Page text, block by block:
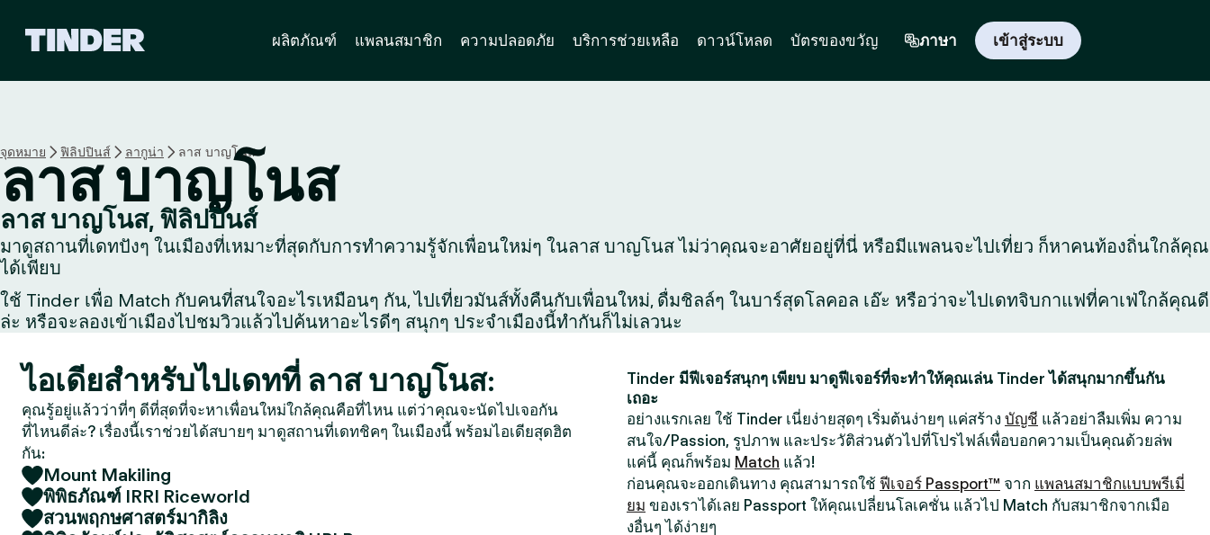
T
i
e
ผลิตภัณฑ์ แพลนสมาชิก ความปลอดภัย บริการช่วยเหลือ ดาวน์โหลด บัตรของขวัญ ภาษา เข้าสู่ระบบ
จุดหมาย ฟิลิปปินส์ ลากูน่า ลาส บาญโนส
ลาส บาญโนส
ลาส บาญโนส, ฟิลิปปินส์
มาดูสถานที่เดทปังๆ ในเมืองที่เหมาะที่สุดกับการทำความรู้จักเพื่อนใหม่ๆ ในลาส บาญโนส ไม่ว่าคุณจะอาศัยอยู่ที่นี่ หรือมีแพลนจะไปเที่ยว ก็หาคนท้องถิ่นใกล้คุณ
ได้เพียบ
ใช้ Tinder เพื่อ Match กับคนที่สนใจอะไรเหมือนๆ กัน, ไปเที่ยวมันส์ทั้งคืนกับเพื่อนใหม่, ดื่มชิลล์ๆ ในบาร์สุดโลคอล เอ๊ะ หรือว่าจะไปเดทจิบกาแฟที่คาเฟ่ใกล้คุณดี
ล่ะ หรือจะลองเข้าเมืองไปชมวิวแล้วไปค้นหาอะไรดีๆ สนุกๆ ประจำเมืองนี้ทำกันก็ไม่เลวนะ
ไอเดียสำหรับไปเดทที่ ลาส บาญโนส:
คุณรู้อยู่แล้วว่าที่ๆ ดีที่สุดที่จะหาเพื่อนใหม่ใกล้คุณคือที่ไหน แต่ว่าคุณจะนัดไปเจอกัน
ที่ไหนดีล่ะ? เรื่องนี้เราช่วยได้สบายๆ มาดูสถานที่เดทชิคๆ ในเมืองนี้ พร้อมไอเดียสุดฮิต
กัน:
Mount Makiling
พิพิธภัณฑ์ IRRI Riceworld
สวนพฤกษศาสตร์มากิลิง
Tinder มีฟีเจอร์สนุกๆ เพียบ มาดูฟีเจอร์ที่จะทำให้คุณเล่น Tinder ได้สนุกมากขึ้นกัน
เถอะ
อย่างแรกเลย ใช้ Tinder เนี่ยง่ายสุดๆ เริ่มต้นง่ายๆ แค่สร้าง บัญชี แล้วอย่าลืมเพิ่ม ความ
สนใจ/Passion, รูปภาพ และประวัติส่วนตัวไปที่โปรไฟล์เพื่อบอกความเป็นคุณด้วยล่พ
แค่นี้ คุณก็พร้อม Match แล้ว!
ก่อนคุณจะออกเดินทาง คุณสามารถใช้ ฟีเจอร์ Passport™ จาก แพลนสมาชิกแบบพรีเมี่
ยม ของเราได้เลย Passport ให้คุณเปลี่ยนโลเคชั่น แล้วไป Match กับสมาชิกจากเมือ
งอื่นๆ ได้ง่ายๆ